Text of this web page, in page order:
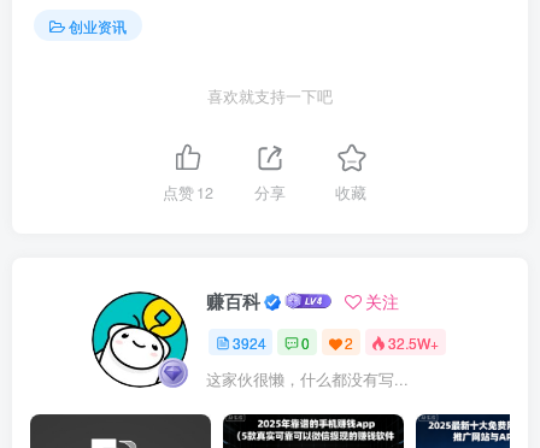
创业资讯
喜欢就支持一下吧
点赞12 分享 收藏
赚百科 关注
3924 0 2 32.5W+
这家伙很懒，什么都没有写...